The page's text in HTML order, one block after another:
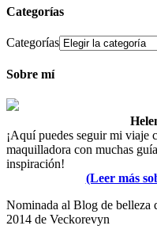
Categorías
Categorías
Sobre mí
¡Aquí puedes seguir mi viaje
maquilladora con muchas
inspiración!
(Leer más
Nominada al Blog de belleza
2014 de Veckorevyn